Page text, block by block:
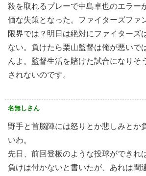
殺を取れるプレーで中島卓也のエラー
価な失策となった。ファイターズファ
限界では？明日は絶対にファイターズ
ない。負けたら栗山監督は俺が悪いで
んよ。監督生活を賭けた試合になりそ
されないのです。
名無しさん
野手と首脳陣には怒りとか悲しみとか
いわ。
先日、前回登板のような投球ができれ
負けは付かないと書いたが、あれは間